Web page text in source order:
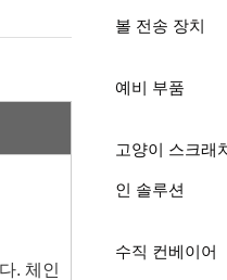
. 체인
볼 전송 장치
예비 부품
고양이 스크래
인 솔루션
수직 컨베이어